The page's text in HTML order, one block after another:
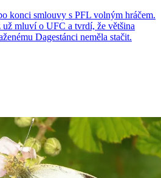
konci smlouvy s PFL volným hráčem.
mluví o UFC a tvrdí, že většina
Dagestánci neměla stačit.